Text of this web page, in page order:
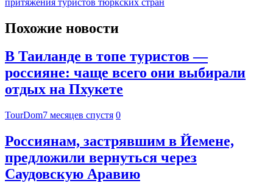
Похожие новости
В Таиланде в топе туристов —
россияне: чаще всего они выбирали
отдых на Пхукете
TourDom7 месяцев спустя 0
Россиянам, застрявшим в Йемене,
предложили вернуться через
Саудовскую Аравию